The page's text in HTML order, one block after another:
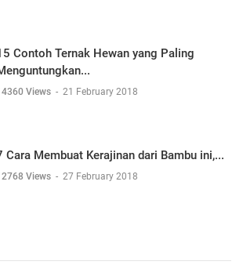
Contoh Ternak Hewan yang Paling
Views - 21 February 2018
Cara Membuat Kerajinan dari Bambu ini,...
Views - 27 February 2018